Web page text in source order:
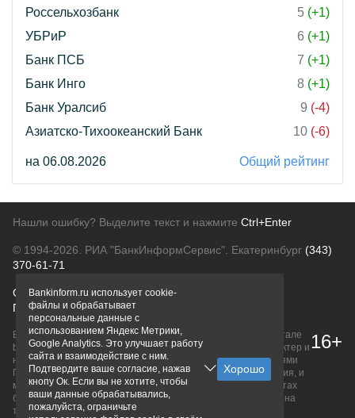
Россельхозбанк
5 (+1)
УБРиР
6 (+1)
Банк ПСБ
7 (+1)
Банк Инго
8 (+1)
Банк Уралсиб
9 (-4)
Азиатско-Тихоокеанский Банк
10 (-6)
на 06.08.2026 Общий рейтинг
Нашли ошибку? Выделите текст и нажмите Ctrl+Enter
© 1994-2026. РИА "БанкИнформСервис". Екатеринбург (343)
370-61-71
О проектеПолитика конфиденциальности
Правовая информацияДля рекламодателей
Вся информация о продуктах банков, размещенная на портале
bankinform.ru, носит исключительно ознакомительный характер и
не является публичной офертой, определяемой положениями
ГК РФ. Информация не содержит точного и полного описания, и
может быть изменена. Конечные условия уточняйте на сайтах
банков или при личном обращении. Исключительное право на
товарные знаки принадлежит их правообладателям.
16+
Bankinform.ru использует cookie-
файлы и обрабатывает
персональные данные с
использованием Яндекс Метрики,
Google Analytics. Это улучшает работу
сайта и взаимодействие с ним.
Подтвердите ваше согласие, нажав
кнопу Ок. Если вы не хотите, чтобы
ваши данные обрабатывались,
пожалуйста, ограничьте